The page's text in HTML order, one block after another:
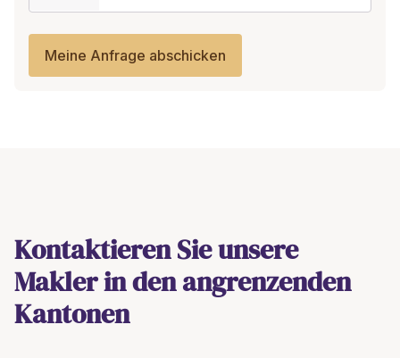
Meine Anfrage abschicken
Kontaktieren Sie unsere
Makler in den angrenzenden
Kantonen